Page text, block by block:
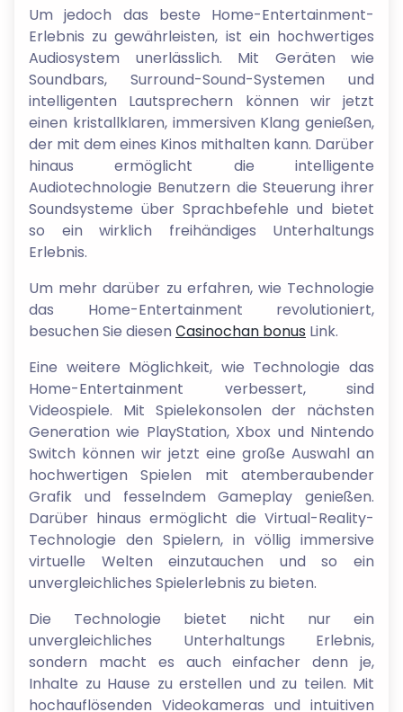
Um jedoch das beste Home-Entertainment-
Erlebnis zu gewährleisten, ist ein hochwertiges
Audiosystem unerlässlich. Mit Geräten wie
Soundbars, Surround-Sound-Systemen und
intelligenten Lautsprechern können wir jetzt
einen kristallklaren, immersiven Klang genießen,
der mit dem eines Kinos mithalten kann. Darüber
hinaus ermöglicht die intelligente
Audiotechnologie Benutzern die Steuerung ihrer
Soundsysteme über Sprachbefehle und bietet
so ein wirklich freihändiges Unterhaltungs
Erlebnis.
Um mehr darüber zu erfahren, wie Technologie
das Home-Entertainment revolutioniert,
besuchen Sie diesen Сasinochan bonus Link.
Eine weitere Möglichkeit, wie Technologie das
Home-Entertainment verbessert, sind
Videospiele. Mit Spielekonsolen der nächsten
Generation wie PlayStation, Xbox und Nintendo
Switch können wir jetzt eine große Auswahl an
hochwertigen Spielen mit atemberaubender
Grafik und fesselndem Gameplay genießen.
Darüber hinaus ermöglicht die Virtual-Reality-
Technologie den Spielern, in völlig immersive
virtuelle Welten einzutauchen und so ein
unvergleichliches Spielerlebnis zu bieten.
Die Technologie bietet nicht nur ein
unvergleichliches Unterhaltungs Erlebnis,
sondern macht es auch einfacher denn je,
Inhalte zu Hause zu erstellen und zu teilen. Mit
hochauflösenden Videokameras und intuitiven